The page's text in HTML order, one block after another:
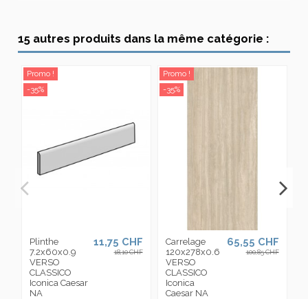
15 autres produits dans la même catégorie :
Promo !
-35%
Plinthe
7.2x60x0.9
VERSO
CLASSICO
Iconica Caesar
NA
11,75 CHF
18,10 CHF
Promo !
-35%
Carrelage
120x278x0.6
VERSO
CLASSICO
Iconica
Caesar NA
65,55 CHF
100,85 CHF